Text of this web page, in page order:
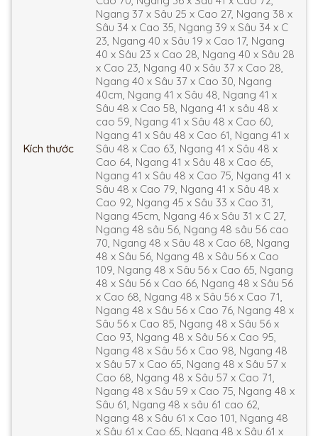
Kích thước
Ngang 37 x Sâu 25 x Cao 27, Ngang 38 x
Sâu 34 x Cao 35, Ngang 39 x Sâu 34 x C
23, Ngang 40 x Sâu 19 x Cao 17, Ngang
40 x Sâu 23 x Cao 28, Ngang 40 x Sâu 28
x Cao 23, Ngang 40 x Sâu 37 x Cao 28,
Ngang 40 x Sâu 37 x Cao 30, Ngang
40cm, Ngang 41 x Sâu 48, Ngang 41 x
Sâu 48 x Cao 58, Ngang 41 x sâu 48 x
cao 59, Ngang 41 x Sâu 48 x Cao 60,
Ngang 41 x Sâu 48 x Cao 61, Ngang 41 x
Sâu 48 x Cao 63, Ngang 41 x Sâu 48 x
Cao 64, Ngang 41 x Sâu 48 x Cao 65,
Ngang 41 x Sâu 48 x Cao 75, Ngang 41 x
Sâu 48 x Cao 79, Ngang 41 x Sâu 48 x
Cao 92, Ngang 45 x Sâu 33 x Cao 31,
Ngang 45cm, Ngang 46 x Sâu 31 x C 27,
Ngang 48 sâu 56, Ngang 48 sâu 56 cao
70, Ngang 48 x Sâu 48 x Cao 68, Ngang
48 x Sâu 56, Ngang 48 x Sâu 56 x Cao
109, Ngang 48 x Sâu 56 x Cao 65, Ngang
48 x Sâu 56 x Cao 66, Ngang 48 x Sâu 56
x Cao 68, Ngang 48 x Sâu 56 x Cao 71,
Ngang 48 x Sâu 56 x Cao 76, Ngang 48 x
Sâu 56 x Cao 85, Ngang 48 x Sâu 56 x
Cao 93, Ngang 48 x Sâu 56 x Cao 95,
Ngang 48 x Sâu 56 x Cao 98, Ngang 48
x Sâu 57 x Cao 65, Ngang 48 x Sâu 57 x
Cao 68, Ngang 48 x Sâu 57 x Cao 71,
Ngang 48 x Sâu 59 x Cao 75, Ngang 48 x
Sâu 61, Ngang 48 x sâu 61 cao 62,
Ngang 48 x Sâu 61 x Cao 101, Ngang 48
x Sâu 61 x Cao 65, Ngang 48 x Sâu 61 x